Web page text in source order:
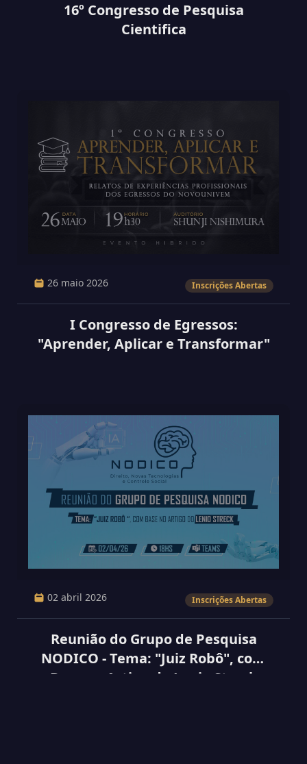
16º Congresso de Pesquisa
Cientifica
26 maio 2026 Inscrições Abertas
I Congresso de Egressos:
"Aprender, Aplicar e Transformar"
02 abril 2026 Inscrições Abertas
Reunião do Grupo de Pesquisa
NODICO - Tema: "Juiz Robô", com
Base no Artigo do Lenio Streck